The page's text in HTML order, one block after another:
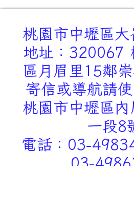
桃園市中壢區大
地址：320067
區月眉里15鄰
寄信或導航請
桃園市中壢區
一段8
電話：03-
03-